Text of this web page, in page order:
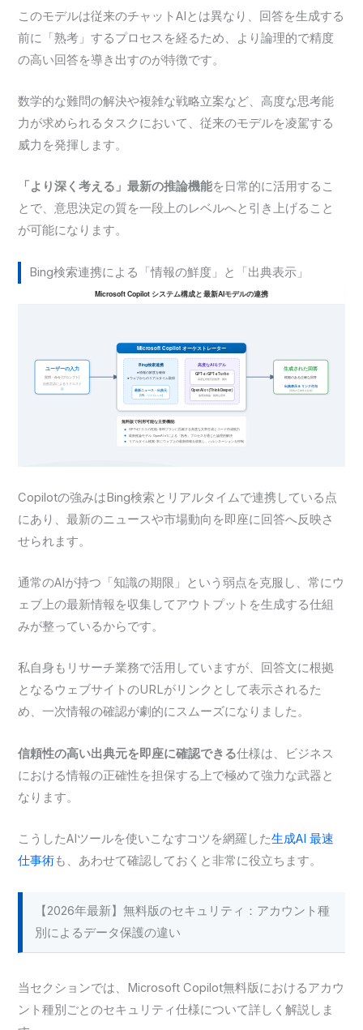
このモデルは従来のチャットAIとは異なり、回答を生成する
前に「熟考」するプロセスを経るため、より論理的で精度
の高い回答を導き出すのが特徴です。
数学的な難問の解決や複雑な戦略立案など、高度な思考能
力が求められるタスクにおいて、従来のモデルを凌駕する
威力を発揮します。
「より深く考える」最新の推論機能を日常的に活用するこ
とで、意思決定の質を一段上のレベルへと引き上げること
が可能になります。
Bing検索連携による「情報の鮮度」と「出典表示」
Copilotの強みはBing検索とリアルタイムで連携している点
にあり、最新のニュースや市場動向を即座に回答へ反映さ
せられます。
通常のAIが持つ「知識の期限」という弱点を克服し、常にウ
ェブ上の最新情報を収集してアウトプットを生成する仕組
みが整っているからです。
私自身もリサーチ業務で活用していますが、回答文に根拠
となるウェブサイトのURLがリンクとして表示されるた
め、一次情報の確認が劇的にスムーズになりました。
信頼性の高い出典元を即座に確認できる仕様は、ビジネス
における情報の正確性を担保する上で極めて強力な武器と
なります。
こうしたAIツールを使いこなすコツを網羅した生成AI 最速
仕事術も、あわせて確認しておくと非常に役立ちます。
【2026年最新】無料版のセキュリティ：アカウント種
別によるデータ保護の違い
当セクションでは、Microsoft Copilot無料版におけるアカウ
ント種別ごとのセキュリティ仕様について詳しく解説しま